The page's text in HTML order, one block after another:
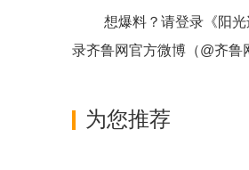
想爆料？请登录《阳光
录齐鲁网官方微博（@齐鲁
为您推荐